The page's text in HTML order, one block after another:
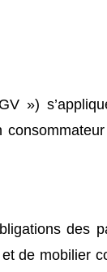
»)
des
de mobilier